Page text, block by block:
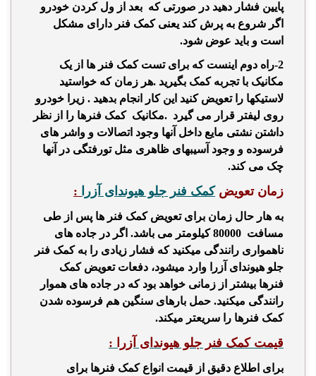
پایین فشار دهید در صورتی که بعد از ول کردن خودرو
اگر شروع به پرش کند یعنی کمک فنر دارای مشکل
است و باید عوض شود.
2-راه دوم اینست که برای تست کمک فنر ها از یک
مکانیک با تجربه کمک بگیرید .هر زمان که خواستید
لاستیکها را تعویض کنید این کار انجام بدهید . زیرا خودرو
روی لیفتر قرار می گیرد .مکانیک کمک فنرها را از نظر
داشتن نشتی مایع داخل آنها وجود اتصالات و واشر های
فرسوده و وجود آسیبهای ظاهری مثل تورفتگی در آنها
چک می کند.
زمان تعویضکمک فنر جلو هیوندای آزرا :
به هار حال زمان برای تعویض کمک فنر ها پس از طی
مسافت 80000 کیلومتر می باشد.
اگر در جاده های
ناهمواری رانندگی میکنید که فشار زیادی را به کمک فنر
جلو هیوندای آزرا وارد میشود، دفعات تعویض کمک
فنرها بیشتر از زمانی خواهد بود که در جاده های هموار
رانندگی میکنید. حمل بارهای سنگین هم فرسوده شدن
کمک فنرها را سریعتر میکند.
قیمت کمک فنر جلو هیوندای آزرا :
برای اطلاع دقیق از قیمت انواع کمک فنرها برای